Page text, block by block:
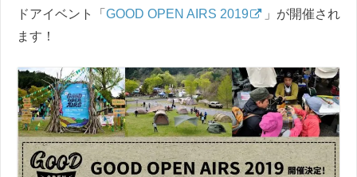
ドアイベント「 GOOD OPEN AIRS 2019
」が開催され
ます！